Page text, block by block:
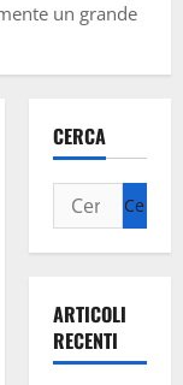
un grande
CERCA
ARTICOLI
RECENTI